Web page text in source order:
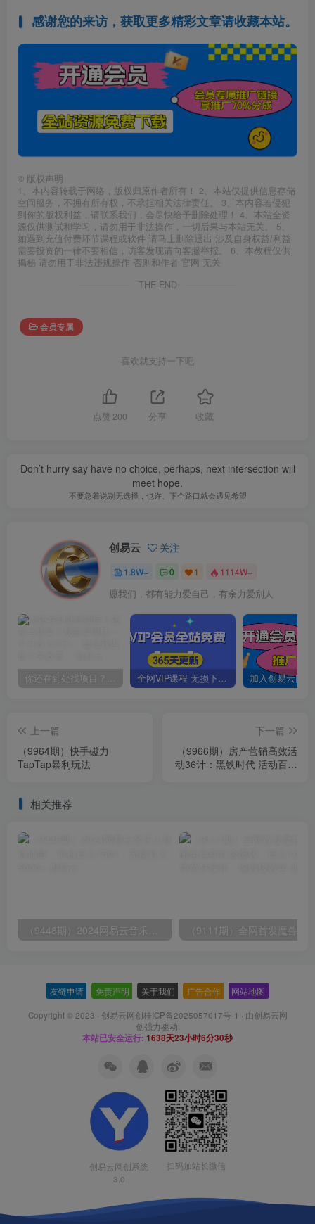
感谢您的来访，获取更多精彩文章请收藏本站。
© 版权声明
1、本内容转载于网络，版权归原作者所有！ 2、本站仅提供信息存储
空间服务，不拥有所有权，不承担相关法律责任。 3、本内容若侵犯
到你的版权利益，请联系我们，会尽快给予删除处理！ 4、本站全资
源仅供测试和学习，请勿用于非法操作，一切后果与本站无关。 5、
如遇到充值付费环节课程或软件 请马上删除退出 涉及自身权益/利益
需要投资的一律不要相信，访客发现请向客服举报。 6、本教程仅供
揭秘 请勿用于非法违规操作 否则和作者 官网 无关
THE END
会员专属
喜欢就支持一下吧
点赞 200 分享 收藏
Don’t hurry say have no choice, perhaps, next intersection will
meet hope.
不要急着说别无选择，也许、下个路口就会遇见希望
创易云 关注
1.8W+ 0 1 1114W+
愿我们，都有能力爱自己，有余力爱别人
你还在到处找项目？还在当韭菜？我靠卖项目一个月收入5万+，曾经我也是个失败者。 全网VIP课程 无损下载~
上一篇
（9964期）快手磁力
TapTap暴利玩法
下一篇
（9966期）房产营销高效活
动36计：黑铁时代 活动百宝
相关推荐
友链申请 免责声明 关于我们 广告合作 网站地图
Copyright © 2023 · 创易云网创桂ICP备2025057017号-1 · 由创易云网
创强力驱动.
本站已安全运行: 1638天23小时6分30秒
创易云网创系统
3.0
扫码加站长微信